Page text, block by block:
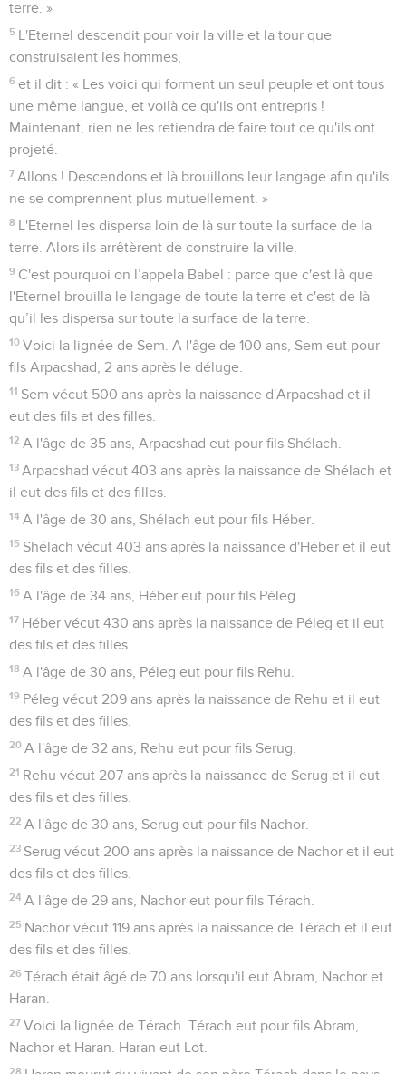
terre. »
5
L'Eternel descendit pour voir la ville et la tour que
construisaient les hommes,
6 et il dit : « Les voici qui forment un seul peuple et ont tous
une même langue, et voilà ce qu'ils ont entrepris !
Maintenant, rien ne les retiendra de faire tout ce qu'ils ont
projeté.
7 Allons ! Descendons et là brouillons leur langage afin qu'ils
ne se comprennent plus mutuellement. »
8
L'Eternel les dispersa loin de là sur toute la surface de la
terre. Alors ils arrêtèrent de construire la ville.
9 C'est pourquoi on l’appela Babel : parce que c'est là que
l'Eternel brouilla le langage de toute la terre et c'est de là
qu’il les dispersa sur toute la surface de la terre.
10 Voici la lignée de Sem. A l'âge de 100 ans, Sem eut pour
fils Arpacshad, 2 ans après le déluge.
11 Sem vécut 500 ans après la naissance d'Arpacshad et il
eut des fils et des filles.
12 A l'âge de 35 ans, Arpacshad eut pour fils Shélach.
13 Arpacshad vécut 403 ans après la naissance de Shélach et
il eut des fils et des filles.
14 A l'âge de 30 ans, Shélach eut pour fils Héber.
15 Shélach vécut 403 ans après la naissance d'Héber et il eut
des fils et des filles.
16 A l'âge de 34 ans, Héber eut pour fils Péleg.
17 Héber vécut 430 ans après la naissance de Péleg et il eut
des fils et des filles.
18 A l'âge de 30 ans, Péleg eut pour fils Rehu.
19 Péleg vécut 209 ans après la naissance de Rehu et il eut
des fils et des filles.
20 A l'âge de 32 ans, Rehu eut pour fils Serug.
21 Rehu vécut 207 ans après la naissance de Serug et il eut
des fils et des filles.
22 A l'âge de 30 ans, Serug eut pour fils Nachor.
23 Serug vécut 200 ans après la naissance de Nachor et il eut
des fils et des filles.
24 A l'âge de 29 ans, Nachor eut pour fils Térach.
25 Nachor vécut 119 ans après la naissance de Térach et il eut
des fils et des filles.
26 Térach était âgé de 70 ans lorsqu'il eut Abram, Nachor et
Haran.
27 Voici la lignée de Térach. Térach eut pour fils Abram,
Nachor et Haran. Haran eut Lot.
28